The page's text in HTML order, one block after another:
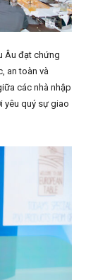
Âu đạt chứng
an toàn và
các nhà nhập
yêu quý sự giao